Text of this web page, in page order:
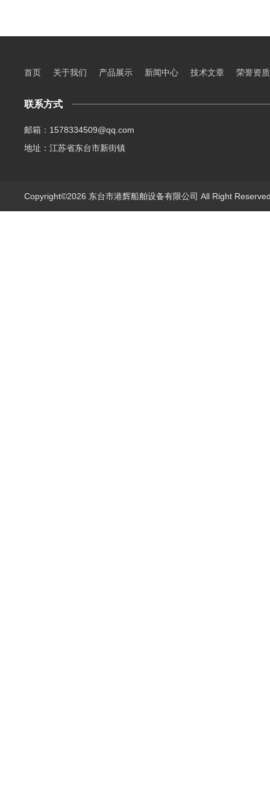
首页 关于我们 产品展示 新闻中心 技术文章 荣誉资质
联系方式
邮箱：1578334509@qq.com
地址：江苏省东台市新街镇
Copyright©2026 东台市港辉船舶设备有限公司 All Right